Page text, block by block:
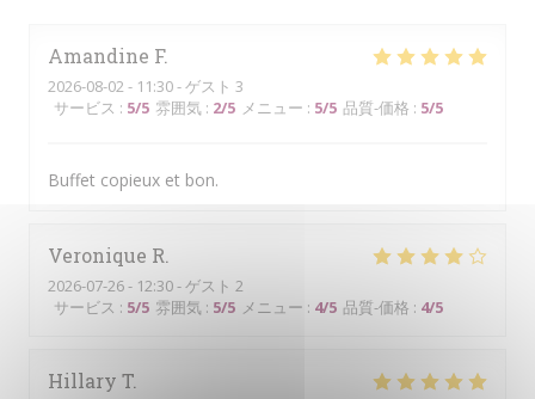
Amandine F
2026-08-02 - 11:30 - ゲスト 3
サービス : 5/5 雰囲気 : 2/5 メニュー : 5/5 品質-価格 : 5/5
Buffet copieux et bon.
Veronique R
2026-07-26- 12:30 - ゲスト 2
サービス : 5/5 雰囲気 : 5/5 メニュー : 4/5 品質-価格 : 4/5
Hillary T